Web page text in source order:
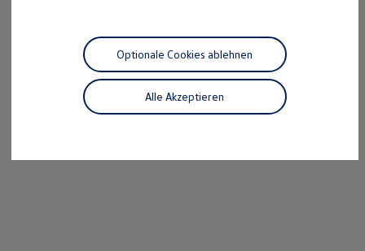
California Reisen & Erlebnisse
California App
California Lifestyle & Zubehör
Übernachten im California
Unternehmen
Karriere im Autohaus
Alle Akzeptieren
Optionale Cookies ablehnen